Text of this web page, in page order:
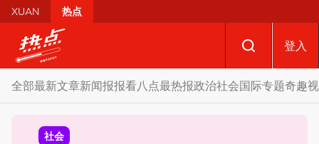
Skip to main content
XUAN 热点
登入
全部最新文章新闻报报看八点最热报政治社会国际专题奇趣
财经
社会
政治